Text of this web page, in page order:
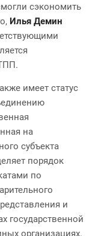
сэкономить
Илья Демин
имеет статус
на
субъекта
порядок
по
и
государственной
организациях.